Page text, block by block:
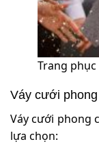
Trang
Váy cưới
Váy cưới phong
lựa chọn: